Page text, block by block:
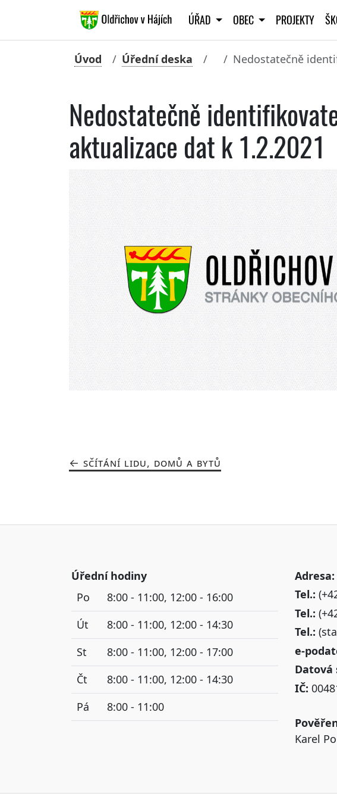
ÚŘAD OBEC PROJEKTY
Úvod Úřední deska Nedostatečně
Nedostatečně
aktualizace dat k 1.2.2021
SČÍTÁNÍ LIDU, DOMŮ A BYTŮ
Úřední hodiny
Po
8:00 - 11:00, 12:00 - 16:00
Út
8:00 - 11:00, 12:00 - 14:30
St
8:00 - 11:00, 12:00 - 17:00
Čt
8:00 - 11:00, 12:00 - 14:30
Pá
8:00 - 11:00
Adresa:
Tel.:
Tel.:
Tel.:
e-
Datová
IČ:
Karel